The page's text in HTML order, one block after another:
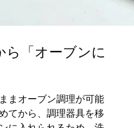
ら「オーブンに
まオーブン調理が可能
てから、調理器具を移